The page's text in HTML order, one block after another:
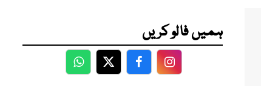
ہمیں فالو کریں
WhatsApp
TwitterFacebookFacebook